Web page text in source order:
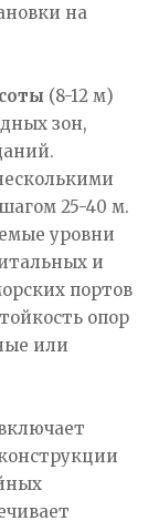
на
(8-12 м)
зон,
25-40 м.
уровни
и
портов
опор
или